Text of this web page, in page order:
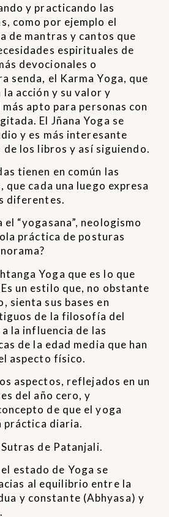
y practicando las
como por ejemplo el
de mantras y cantos que
espirituales de
devocionales o
senda, el Karma Yoga, que
la acción y su valor y
apto para personas con
El Jñana Yoga se
y es más interesante
de los libros y así siguiendo.
tienen en común las
cada una luego expresa
diferentes.
el “yogasana”, neologismo
práctica de posturas
Yoga que es lo que
un estilo que, no obstante
sienta sus bases en
de la filosofía del
la influencia de las
de la edad media que han
aspecto físico.
aspectos, reflejados en un
del año cero, y
de que el yoga
práctica diaria.
de Patanjali.
estado de Yoga se
al equilibrio entre la
y constante (Abhyasa) y